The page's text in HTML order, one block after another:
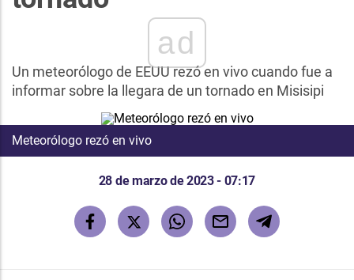
ad
Un meteorólogo de EEUU rezó en vivo cuando fue a
informar sobre la llegara de un tornado en Misisipi
Meteorólogo rezó en vivo
28 de marzo de 2023 - 07:17